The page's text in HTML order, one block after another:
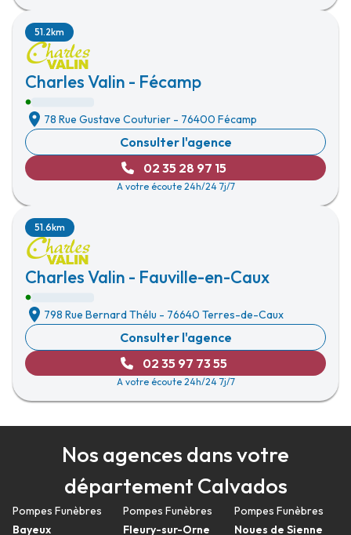
Charles Valin - Fécamp
51.2km
78 Rue Gustave Couturier - 76400 Fécamp
Consulter l'agence
02 35 28 97 15
A votre écoute 24h/24 7j/7
Charles Valin - Fauville-en-Caux
51.6km
798 Rue Bernard Thélu - 76640 Terres-de-Caux
Consulter l'agence
02 35 97 73 55
A votre écoute 24h/24 7j/7
Nos agences dans votre
département Calvados
Pompes Funèbres
Bayeux
Pompes Funèbres
Fleury-sur-Orne
Pompes Funèbres
Noues de Sienne